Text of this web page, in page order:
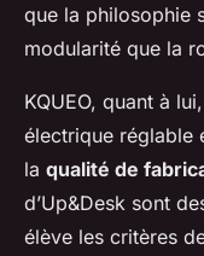
que la philosophie
modularité que la
KQUEO, quant à
électrique réglable
la qualité de
d’Up&Desk sont
élève les critères